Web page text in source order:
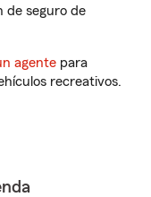
de seguro de
agente para
recreativos.